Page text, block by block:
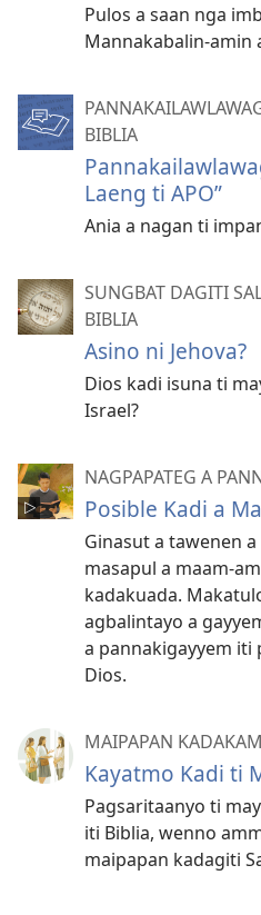
Pulos a saan nga
Mannakabalin-amin
BIBLIA
Laeng ti APO”
Ania a nagan ti
SUNGBAT DAGITI
BIBLIA
Asino ni Jehova?
Dios kadi isuna ti
Israel?
NAGPAPATEG A
Posible Kadi a
Ginasut a tawenen
masapul a maam-
kadakuada.
agbalintayo a
a pannakigayyem
Dios.
MAIPAPAN
Kayatmo Kadi ti
Pagsaritaanyo ti
iti Biblia, wenno
maipapan kadagiti